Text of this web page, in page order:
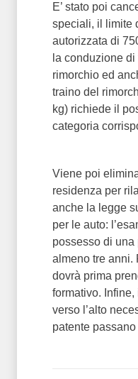
E’ stato poi
speciali, il limite
autorizzata di
la conduzione
rimorchio ed
traino del
kg) richiede il
categoria
Viene poi
residenza per
anche la legge
per le auto:
possesso di una
almeno tre anni.
dovrà prima
formativo.
verso l’alto
patente